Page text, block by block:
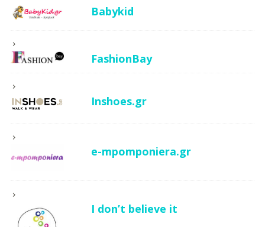
Babykid
FashionBay
Inshoes.gr
e-mpomponiera.gr
I don’t believe it